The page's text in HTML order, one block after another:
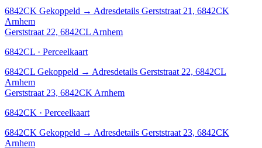
6842CK Gekoppeld → Adresdetails Gerststraat 21, 6842CK
Arnhem
Gerststraat 22, 6842CL Arnhem
6842CL · Perceelkaart
6842CL Gekoppeld → Adresdetails Gerststraat 22, 6842CL
Arnhem
Gerststraat 23, 6842CK Arnhem
6842CK · Perceelkaart
6842CK Gekoppeld → Adresdetails Gerststraat 23, 6842CK
Arnhem